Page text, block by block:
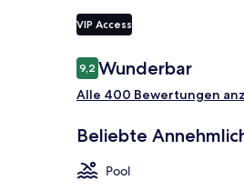
VIP Access
Bewertungen
9,29,2 von 10.
Wunderbar
Alle 400 Bewertungen
Beliebte
Pool